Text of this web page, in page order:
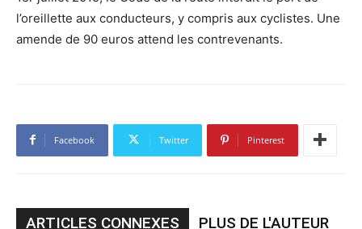
l’oreillette aux conducteurs, y compris aux cyclistes. Une
amende de 90 euros attend les contrevenants.
Facebook Twitter Pinterest
ARTICLES CONNEXES PLUS DE L'AUTEUR